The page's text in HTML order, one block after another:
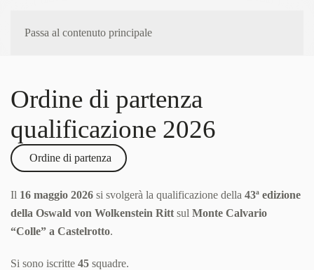
Passa al contenuto principale
Ordine di partenza
qualificazione 2026
Ordine di partenza
Il 16 maggio 2026 si svolgerà la qualificazione della 43ª edizione
della Oswald von Wolkenstein Ritt sul Monte Calvario
“Colle” a Castelrotto.
Si sono iscritte 45 squadre.